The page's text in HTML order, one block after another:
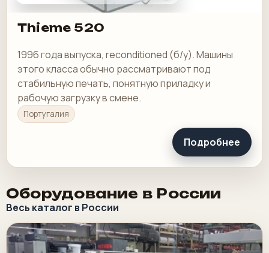
Thieme 520
1996 года выпуска, reconditioned (б/у). Машины
этого класса обычно рассматривают под
стабильную печать, понятную приладку и
рабочую загрузку в смене.
Португалия
Подробнее
Оборудование в России
Весь каталог в России